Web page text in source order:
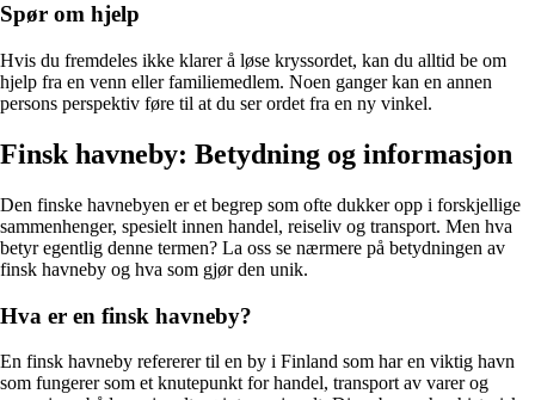
Spør om hjelp
Hvis du fremdeles ikke klarer å løse kryssordet, kan du alltid be om
hjelp fra en venn eller familiemedlem. Noen ganger kan en annen
persons perspektiv føre til at du ser ordet fra en ny vinkel.
Finsk havneby: Betydning og informasjon
Den finske havnebyen er et begrep som ofte dukker opp i forskjellige
sammenhenger, spesielt innen handel, reiseliv og transport. Men hva
betyr egentlig denne termen? La oss se nærmere på betydningen av
finsk havneby og hva som gjør den unik.
Hva er en finsk havneby?
En finsk havneby refererer til en by i Finland som har en viktig havn
som fungerer som et knutepunkt for handel, transport av varer og